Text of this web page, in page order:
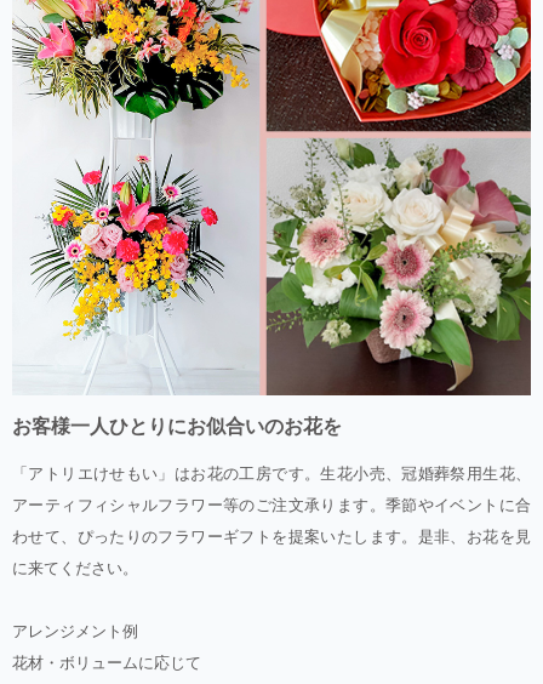
お客様一人ひとりにお似合いのお花を
「アトリエけせもい」はお花の工房です。生花小売、冠婚葬祭用生花、
アーティフィシャルフラワー等のご注文承ります。季節やイベントに合
わせて、ぴったりのフラワーギフトを提案いたします。是非、お花を見
に来てください。
アレンジメント例
花材・ボリュームに応じて